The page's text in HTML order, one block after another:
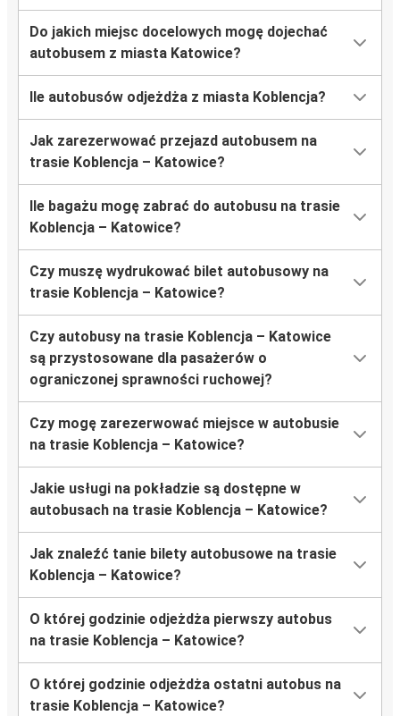
Do jakich miejsc docelowych mogę dojechać
autobusem z miasta Katowice?
Ile autobusów odjeżdża z miasta Koblencja?
Jak zarezerwować przejazd autobusem na
trasie Koblencja – Katowice?
Ile bagażu mogę zabrać do autobusu na trasie
Koblencja – Katowice?
Czy muszę wydrukować bilet autobusowy na
trasie Koblencja – Katowice?
Czy autobusy na trasie Koblencja – Katowice
są przystosowane dla pasażerów o
ograniczonej sprawności ruchowej?
Czy mogę zarezerwować miejsce w autobusie
na trasie Koblencja – Katowice?
Jakie usługi na pokładzie są dostępne w
autobusach na trasie Koblencja – Katowice?
Jak znaleźć tanie bilety autobusowe na trasie
Koblencja – Katowice?
O której godzinie odjeżdża pierwszy autobus
na trasie Koblencja – Katowice?
O której godzinie odjeżdża ostatni autobus na
trasie Koblencja – Katowice?